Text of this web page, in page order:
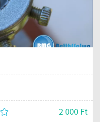
2 000 Ft